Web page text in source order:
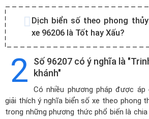
Dịch biển số theo phong
xe 96206 là Tốt hay Xấu?
2
Số 96207 có ý nghĩa là
khánh"
Có nhiều phương pháp được
giải thích ý nghĩa biển số xe theo phong
trong những phương thức phổ biến là